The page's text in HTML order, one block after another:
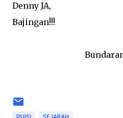
Denny JA,
Bajingan!!!